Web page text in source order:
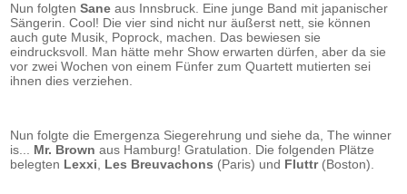
Nun folgtenSane aus Innsbruck. Eine junge Band mit japanischer
Sängerin. Cool! Die vier sind nicht nur äußerst nett, sie können
auch gute Musik, Poprock, machen. Das bewiesen sie
eindrucksvoll. Man hätte mehr Show erwarten dürfen, aber da sie
vor zwei Wochen von einem Fünfer zum Quartett mutierten sei
ihnen dies verziehen.
Nun folgte die Emergenza Siegerehrung und siehe da, The winner
is... Mr. Brown aus Hamburg! Gratulation. Die folgenden Plätze
belegten Lexxi, Les Breuvachons (Paris) und Fluttr (Boston).